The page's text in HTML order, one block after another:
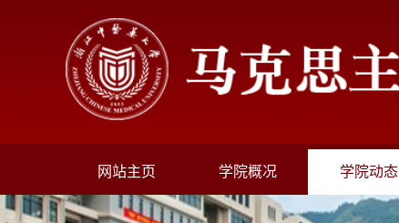
网站主页 学院概况 学院动态